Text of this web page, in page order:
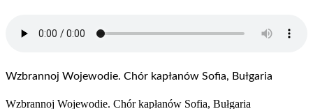
Wzbrannoj Wojewodie. Chór kapłanów Sofia, Bułgaria
Wzbrannoj Wojewodie. Chór kapłanów Sofia, Bułgaria